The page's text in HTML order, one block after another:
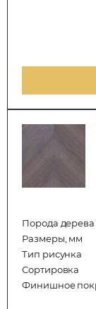
Порода дерева
Размеры, мм
Тип рисунка
Сортировка
Финишное